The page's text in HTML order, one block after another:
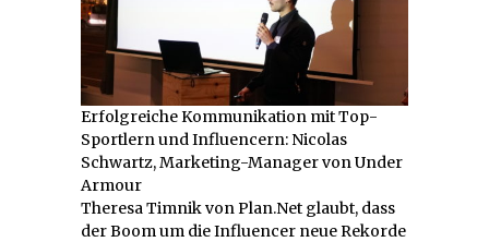
Erfolgreiche Kommunikation mit Top-
Sportlern und Influencern: Nicolas
Schwartz, Marketing-Manager von Under
Armour
Theresa Timnik von Plan.Net glaubt, dass
der Boom um die Influencer neue Rekorde